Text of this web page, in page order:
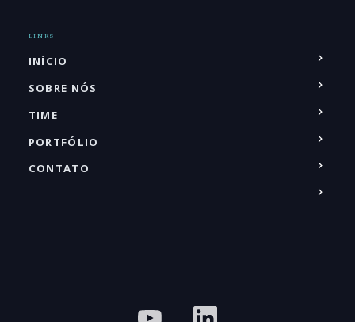
LINKS
INÍCIO
SOBRE NÓS
TIME
PORTFÓLIO
CONTATO